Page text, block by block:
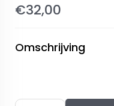
€32,00
Omschrijving